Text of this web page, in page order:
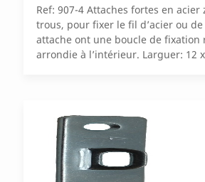
Ref: 907-4 Attaches fortes en acier
trous, pour fixer le fil d’acier ou
attache ont une boucle de fixation
arrondie à l’intérieur. Larguer: 12